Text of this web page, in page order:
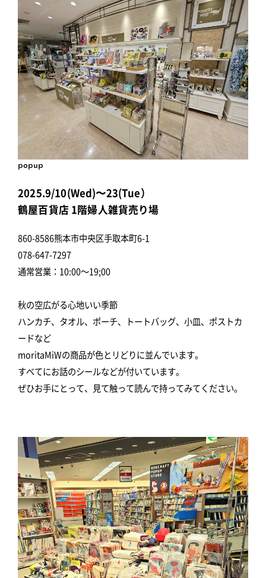
popup
2025.9/10(Wed)〜23(Tue）
鶴屋百貨店 1階婦人雑貨売り場
860-8586熊本市中央区手取本町6-1
078-647-7297
通常営業：10:00～19;00
秋の空広がる心地いい季節
ハンカチ、タオル、ポーチ、トートバッグ、小皿、ポストカ
ードなど
moritaMiWの商品が色とリどりに並んでいます。
すべてにお話のシールなどが付いています。
ぜひお手にとって、見て触って読んで持ってみてください。